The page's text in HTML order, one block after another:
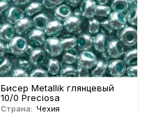
Бисер Metallik глянцевый
10/0 Preciosa
Страна: Чехия